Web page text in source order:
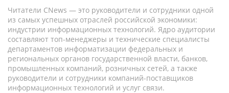
Читатели CNews — это руководители и сотрудники одной
из самых успешных отраслей российской экономики:
индустрии информационных технологий. Ядро аудитории
составляют топ-менеджеры и технические специалисты
департаментов информатизации федеральных и
региональных органов государственной власти, банков,
промышленных компаний, розничных сетей, а также
руководители и сотрудники компаний-поставщиков
информационных технологий и услуг связи.